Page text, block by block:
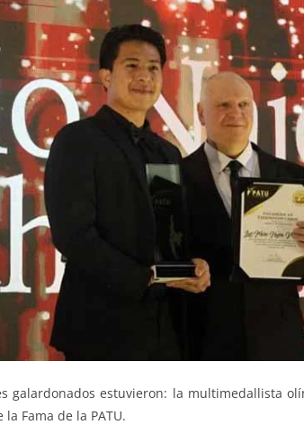
galardonados estuvieron: la multimedallista
Fama de la PATU.